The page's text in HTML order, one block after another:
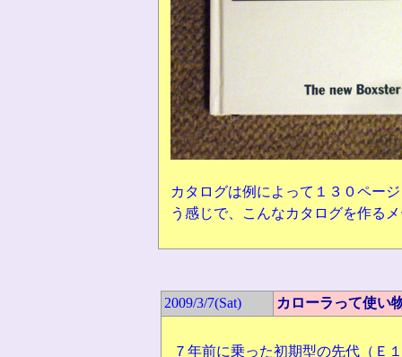
カタログは例によって１３０ペー
う感じで、こんなカタログを作る
2009/3/7(Sat) カローラって使
７年前に乗った初期型の先代（Ｅ